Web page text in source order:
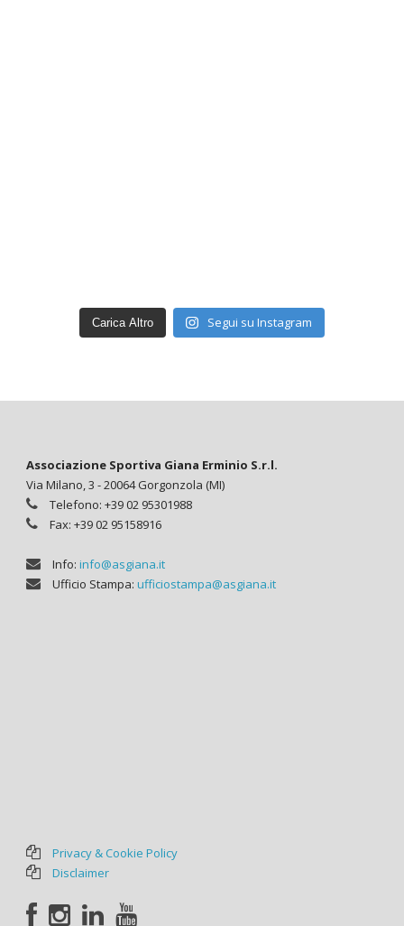
Carica Altro Segui su Instagram
Associazione Sportiva Giana Erminio S.r.l.
Via Milano, 3 - 20064 Gorgonzola (MI)
Telefono: +39 02 95301988
Fax: +39 02 95158916
Info: info@asgiana.it
Ufficio Stampa: ufficiostampa@asgiana.it
Privacy & Cookie Policy
Disclaimer